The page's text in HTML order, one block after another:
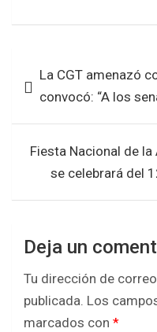
ce
o
o
k
tt at
A
p
p
de La CGT amenazó
convocó: “A los
Fiesta Nacional de la
se celebrará del
Deja un
Tu dirección de
publicada. Los
marcados con *